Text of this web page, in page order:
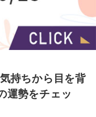
持ちから目を背
運勢をチェッ